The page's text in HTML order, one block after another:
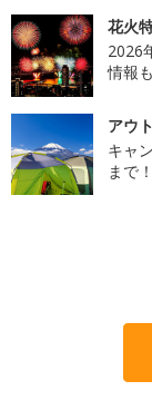
花火
2026
情報
アウ
キャ
まで